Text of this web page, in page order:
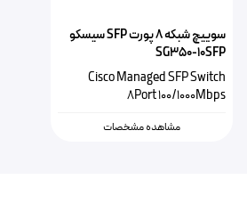
سوییچ شبکه ۸ پورت SFP‌ سیسکو
SG350-10SFP
Cisco Managed SFP Switch
8Port 100/1000Mbps
مشاهده مشخصات